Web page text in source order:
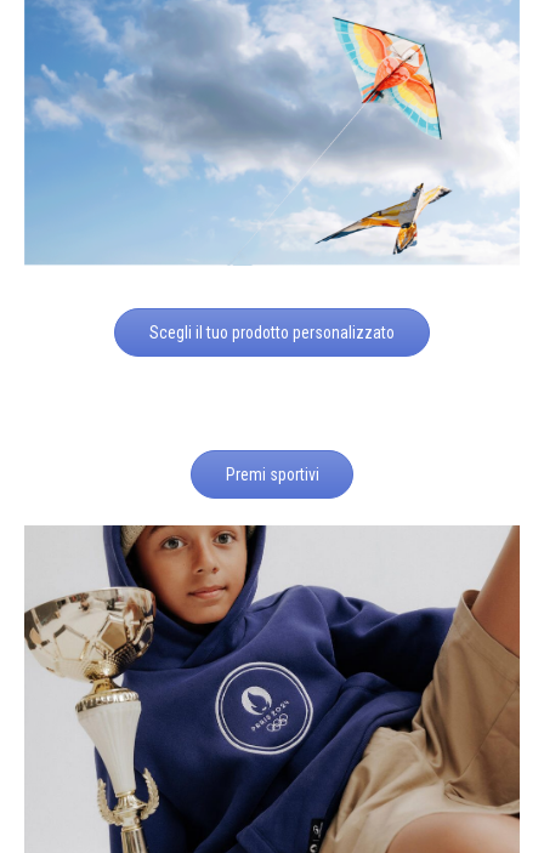
Scegli il tuo prodotto personalizzato
Premi sportivi